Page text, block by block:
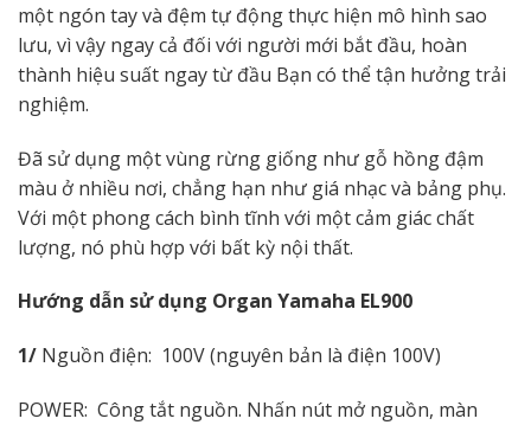
một ngón tay và đệm tự động thực hiện mô hình sao
lưu, vì vậy ngay cả đối với người mới bắt đầu, hoàn
thành hiệu suất ngay từ đầu Bạn có thể tận hưởng trải
nghiệm.
Đã sử dụng một vùng rừng giống như gỗ hồng đậm
màu ở nhiều nơi, chẳng hạn như giá nhạc và bảng phụ.
Với một phong cách bình tĩnh với một cảm giác chất
lượng, nó phù hợp với bất kỳ nội thất.
Hướng dẫn sử dụng Organ Yamaha EL900
1/ Nguồn điện: 100V (nguyên bản là điện 100V)
POWER: Công tắt nguồn. Nhấn nút mở nguồn, màn